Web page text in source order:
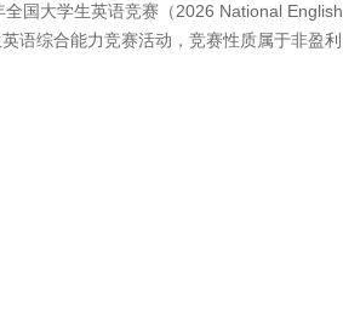
国大学生英语竞赛（2026 National English
语综合能力竞赛活动，竞赛性质属于非盈利